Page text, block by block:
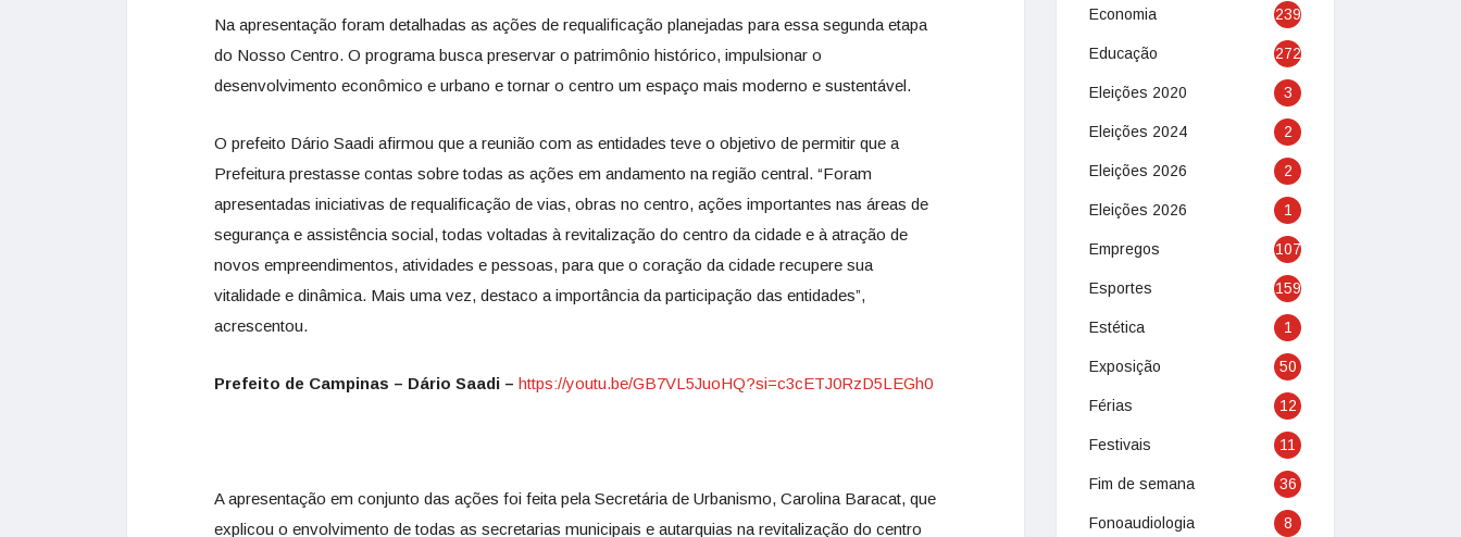
Na apresentação foram detalhadas as ações de requalificação planejadas para essa segunda etapa
do Nosso Centro. O programa busca preservar o patrimônio histórico, impulsionar o
desenvolvimento econômico e urbano e tornar o centro um espaço mais moderno e sustentável.
O prefeito Dário Saadi afirmou que a reunião com as entidades teve o objetivo de permitir que a
Prefeitura prestasse contas sobre todas as ações em andamento na região central. “Foram
apresentadas iniciativas de requalificação de vias, obras no centro, ações importantes nas áreas de
segurança e assistência social, todas voltadas à revitalização do centro da cidade e à atração de
novos empreendimentos, atividades e pessoas, para que o coração da cidade recupere sua
vitalidade e dinâmica. Mais uma vez, destaco a importância da participação das entidades”,
acrescentou.
Prefeito de Campinas – Dário Saadi – https://youtu.be/GB7VL5JuoHQ?si=c3cETJ0RzD5LEGh0
A apresentação em conjunto das ações foi feita pela Secretária de Urbanismo, Carolina Baracat, que
explicou o envolvimento de todas as secretarias municipais e autarquias na revitalização do centro
Economia 239
Educação 272
Eleições 2020 3
Eleições 2024 2
Eleições 2026 2
Eleições 2026 1
Empregos 107
Esportes 159
Estética 1
Exposição 50
Férias 12
Festivais 11
Fim de semana 36
Fonoaudiologia 8